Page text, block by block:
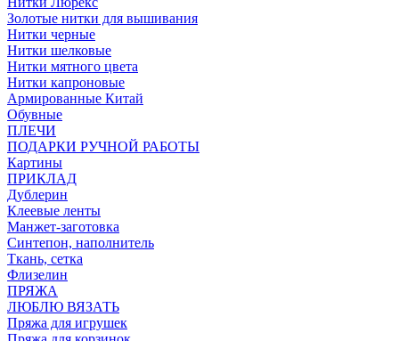
Золотые нитки для вышивания
Нитки черные
Нитки шелковые
Нитки мятного цвета
Нитки капроновые
Армированные Китай
Обувные
ПЛЕЧИ
ПОДАРКИ РУЧНОЙ РАБОТЫ
Картины
ПРИКЛАД
Дублерин
Клеевые ленты
Манжет-заготовка
Синтепон, наполнитель
Ткань, сетка
Флизелин
ПРЯЖА
ЛЮБЛЮ ВЯЗАТЬ
Пряжа для игрушек